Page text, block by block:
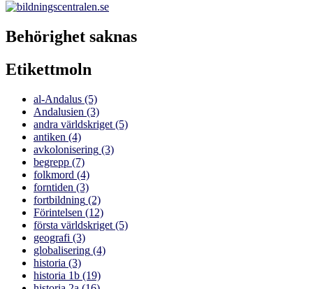
Behörighet saknas
Etikettmoln
al-Andalus (5)
Andalusien (3)
andra världskriget (5)
antiken (4)
avkolonisering (3)
begrepp (7)
folkmord (4)
forntiden (3)
fortbildning (2)
Förintelsen (12)
första världskriget (5)
geografi (3)
globalisering (4)
historia (3)
historia 1b (19)